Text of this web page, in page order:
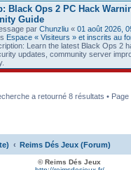
Black Ops 2 PC Hack
Guide
par Chunzliu « 01 août 2026,
Espace « Visiteurs » et inscrits au
Learn the latest Black Ops 2
updates, community server
a retourné 8 résultats • Page
Reims Dés Jeux (Forum)
© Reims Dés Jeux